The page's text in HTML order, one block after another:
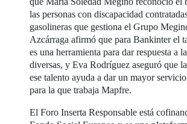
las personas con discapacidad
gasolineras que gestiona el Grupo
Azcárraga afirmó que para Bankinter el
es una herramienta para dar respuesta a
diversas, y Eva Rodríguez aseguró que
ese talento ayuda a dar un mayor
para la que trabaja Mapfre.
El Foro Inserta Responsable está